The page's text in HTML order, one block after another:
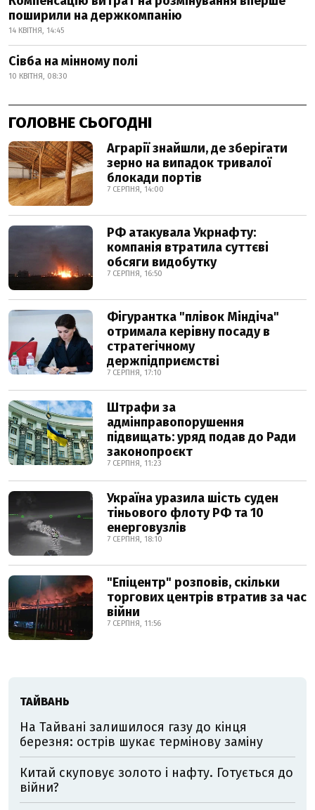
поширили на держкомпанію
14 КВІТНЯ, 14:45
Сівба на мінному полі
10 КВІТНЯ, 08:30
ГОЛОВНЕ СЬОГОДНІ
Аграрії знайшли, де зберігати
зерно на випадок тривалої
блокади портів
7 СЕРПНЯ, 14:00
РФ атакувала Укрнафту:
компанія втратила суттєві
обсяги видобутку
7 СЕРПНЯ, 16:50
Фігурантка "плівок Міндіча"
отримала керівну посаду в
стратегічному
держпідприємстві
7 СЕРПНЯ, 17:10
Штрафи за
адмінправопорушення
підвищать: уряд подав до Ради
законопроєкт
7 СЕРПНЯ, 11:23
Україна уразила шість суден
тіньового флоту РФ та 10
енерговузлів
7 СЕРПНЯ, 18:10
"Епіцентр" розповів, скільки
торгових центрів втратив за час
війни
7 СЕРПНЯ, 11:56
ТАЙВАНЬ
На Тайвані залишилося газу до кінця
березня: острів шукає термінову заміну
Китай скуповує золото і нафту. Готується до
війни?